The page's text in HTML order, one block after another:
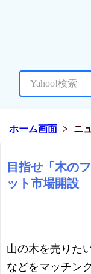
ホーム画面 ニ
目指せ「木の
ット市場開設
山の木を売りた
などをマッチン